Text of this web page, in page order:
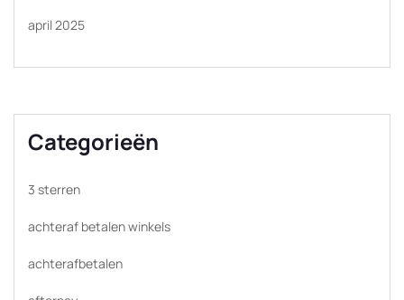
april 2025
Categorieën
3 sterren
achteraf betalen winkels
achterafbetalen